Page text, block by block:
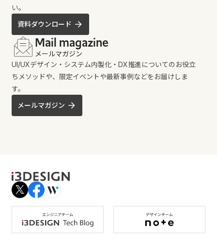
い。
資料ダウンロード
Mail magazine
メールマガジン
UI/UXデザイン・システム内製化・DX推進についてのお役立
ちメソッドや、限定イベントや最新事例などをお届けしま
す。
メールマガジン